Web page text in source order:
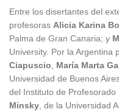
Entre los disertantes del
profesoras Alicia Karina
Palma de Gran Canaria; y
University. Por la Argentina
Ciapuscio
María Marta
Universidad de Buenos
del Instituto de
Minsky , de la Universidad